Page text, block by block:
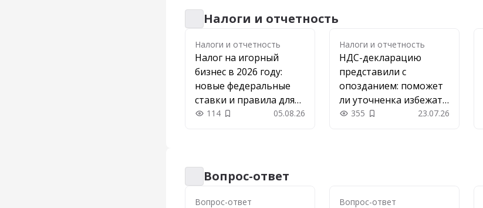
Налоги и отчетность
Налоги и отчетность
Налоги и отчетность
Налог на игорный
бизнес в 2026 году:
новые федеральные
ставки и правила для
казино и букмекеров
114 Добавить в закладки
05.08.26
Налоги и отчетность
НДС-декларацию
представили с
опозданием: поможет
ли уточненка избежать
штрафа
355 Добавить в закладки
23.07.26
Вопрос-ответ
Вопрос-ответ
Вопрос-ответ Вопрос-ответ